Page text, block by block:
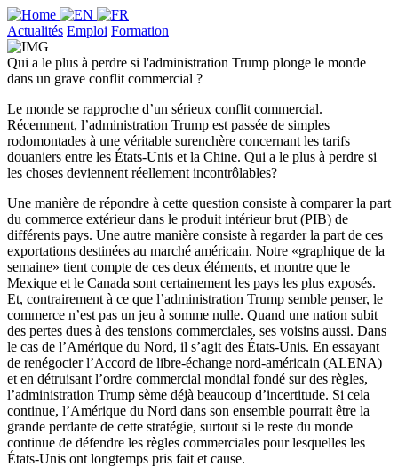
Actualités Emploi Formation
Qui a le plus à perdre si l'administration Trump plonge le monde
dans un grave conflit commercial ?
Le monde se rapproche d’un sérieux conflit commercial.
Récemment, l’administration Trump est passée de simples
rodomontades à une véritable surenchère concernant les tarifs
douaniers entre les États-Unis et la Chine. Qui a le plus à perdre si
les choses deviennent réellement incontrôlables?
Une manière de répondre à cette question consiste à comparer la part
du commerce extérieur dans le produit intérieur brut (PIB) de
différents pays. Une autre manière consiste à regarder la part de ces
exportations destinées au marché américain. Notre «graphique de la
semaine» tient compte de ces deux éléments, et montre que le
Mexique et le Canada sont certainement les pays les plus exposés.
Et, contrairement à ce que l’administration Trump semble penser, le
commerce n’est pas un jeu à somme nulle. Quand une nation subit
des pertes dues à des tensions commerciales, ses voisins aussi. Dans
le cas de l’Amérique du Nord, il s’agit des États-Unis. En essayant
de renégocier l’Accord de libre-échange nord-américain (ALENA)
et en détruisant l’ordre commercial mondial fondé sur des règles,
l’administration Trump sème déjà beaucoup d’incertitude. Si cela
continue, l’Amérique du Nord dans son ensemble pourrait être la
grande perdante de cette stratégie, surtout si le reste du monde
continue de défendre les règles commerciales pour lesquelles les
États-Unis ont longtemps pris fait et cause.